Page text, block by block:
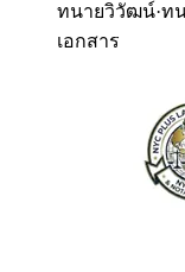
ทนายวิวัฒน์·ท
เอกสาร